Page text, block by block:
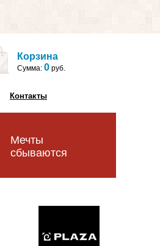
Корзина
Сумма: 0 руб.
Контакты
Мечты
сбываются